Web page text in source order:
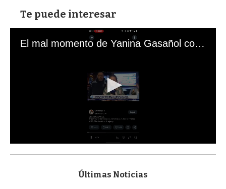
Te puede interesar
El mal momento de Yanina Gasañol con un hincha argentino en "Subrayado"
s
Últimas Noticias